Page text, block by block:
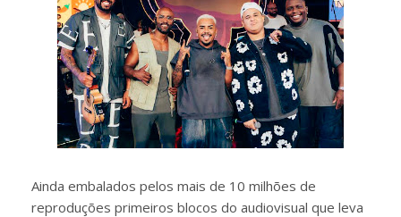
Ainda embalados pelos mais de 10 milhões de
reproduções primeiros blocos do audiovisual que leva